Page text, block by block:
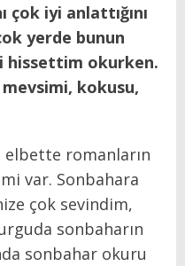
çok iyi anlattığını
yerde bunun
hissettim okurken.
kokusu,
romanların
var. Sonbahara
çok sevindim,
sonbaharın
sonbahar okuru